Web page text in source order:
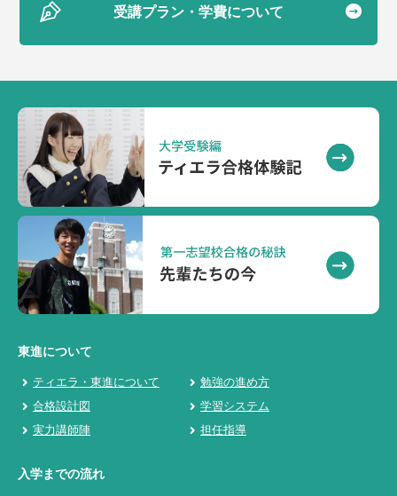
受講プラン・学費について
東進について
ティエラ・東進について
勉強の進め方
合格設計図
学習システム
実力講師陣
担任指導
入学までの流れ